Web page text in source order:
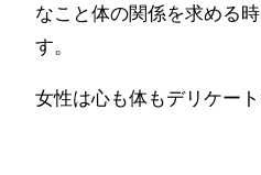
なこと体の関係を求める
す。
女性は心も体もデリケー